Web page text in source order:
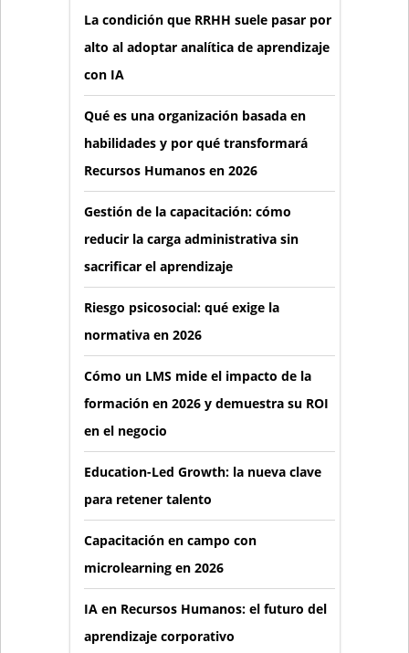
La condición que RRHH suele pasar por
alto al adoptar analítica de aprendizaje
con IA
Qué es una organización basada en
habilidades y por qué transformará
Recursos Humanos en 2026
Gestión de la capacitación: cómo
reducir la carga administrativa sin
sacrificar el aprendizaje
Riesgo psicosocial: qué exige la
normativa en 2026
Cómo un LMS mide el impacto de la
formación en 2026 y demuestra su ROI
en el negocio
Education-Led Growth: la nueva clave
para retener talento
Capacitación en campo con
microlearning en 2026
IA en Recursos Humanos: el futuro del
aprendizaje corporativo